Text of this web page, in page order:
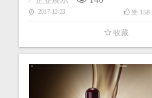
2017-12-23 赞 158
收藏